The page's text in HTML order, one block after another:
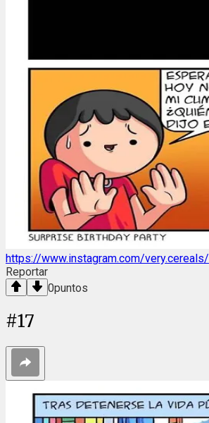
https://www.instagram.com/very.cereals/
Reportar
0puntos
#17